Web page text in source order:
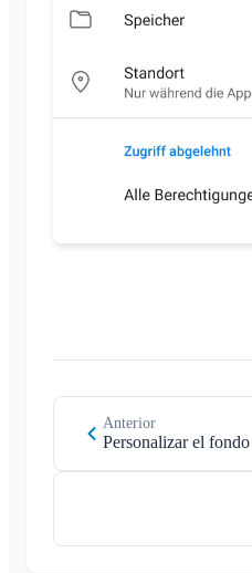
Anterior
Personalizar el fondo